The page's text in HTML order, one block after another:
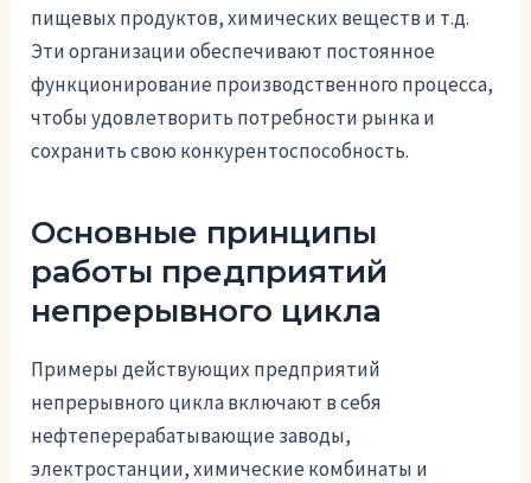
пищевых продуктов, химических веществ и т.д.
Эти организации обеспечивают постоянное
функционирование производственного процесса,
чтобы удовлетворить потребности рынка и
сохранить свою конкурентоспособность.
Основные принципы
работы предприятий
непрерывного цикла
Примеры действующих предприятий
непрерывного цикла включают в себя
нефтеперерабатывающие заводы,
электростанции, химические комбинаты и